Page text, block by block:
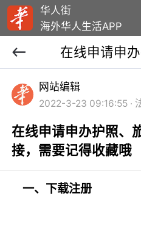
华人街
海外华人生活APP
网站编辑
2022-3-23 09:16:55 ·
在线申请申办护照、
接，需要记得收藏哦
一、下载注册